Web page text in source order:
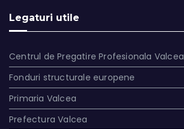
Legaturi utile
Centrul de Pregatire Profesionala Valcea
Fonduri structurale europene
Primaria Valcea
Prefectura Valcea